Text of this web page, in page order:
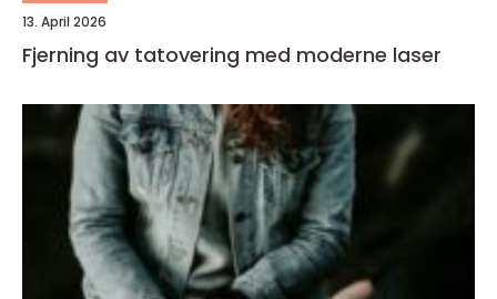
13. April 2026
Fjerning av tatovering med moderne laser